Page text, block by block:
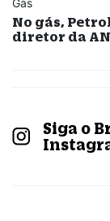
Gás
No gás,
diretor da
Siga o